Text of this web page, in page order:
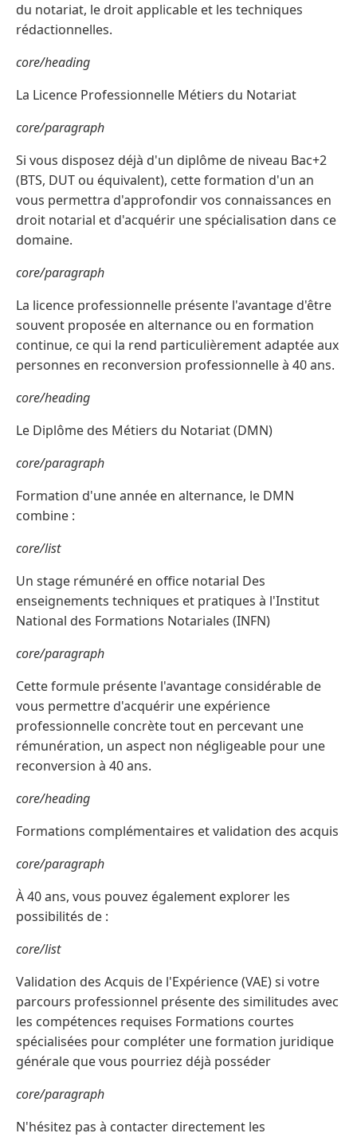
du notariat, le droit applicable et les techniques
rédactionnelles.
core/heading
La Licence Professionnelle Métiers du Notariat
core/paragraph
Si vous disposez déjà d'un diplôme de niveau Bac+2
(BTS, DUT ou équivalent), cette formation d'un an
vous permettra d'approfondir vos connaissances en
droit notarial et d'acquérir une spécialisation dans ce
domaine.
core/paragraph
La licence professionnelle présente l'avantage d'être
souvent proposée en alternance ou en formation
continue, ce qui la rend particulièrement adaptée aux
personnes en reconversion professionnelle à 40 ans.
core/heading
Le Diplôme des Métiers du Notariat (DMN)
core/paragraph
Formation d'une année en alternance, le DMN
combine :
core/list
Un stage rémunéré en office notarial Des
enseignements techniques et pratiques à l'Institut
National des Formations Notariales (INFN)
core/paragraph
Cette formule présente l'avantage considérable de
vous permettre d'acquérir une expérience
professionnelle concrète tout en percevant une
rémunération, un aspect non négligeable pour une
reconversion à 40 ans.
core/heading
Formations complémentaires et validation des acquis
core/paragraph
À 40 ans, vous pouvez également explorer les
possibilités de :
core/list
Validation des Acquis de l'Expérience (VAE) si votre
parcours professionnel présente des similitudes avec
les compétences requises Formations courtes
spécialisées pour compléter une formation juridique
générale que vous pourriez déjà posséder
core/paragraph
N'hésitez pas à contacter directement les